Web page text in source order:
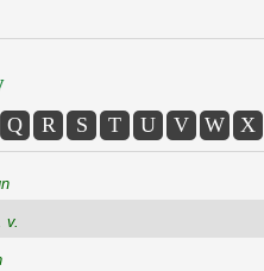
Q R S T U V W X
v.